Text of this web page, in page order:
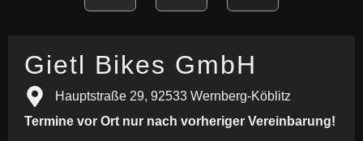
Gietl Bikes GmbH
Hauptstraße 29, 92533 Wernberg-Köblitz
Termine vor Ort nur nach vorheriger Vereinbarung!